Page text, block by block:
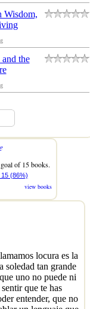
Wisdom,
the
of 15 books.
15 (86%)
view books
locura es la
soledad tan grande
uno no puede ni
que te has
entender, que no